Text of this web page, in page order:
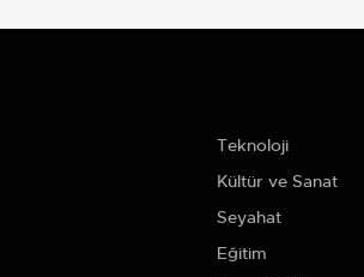
Teknoloji
Kültür ve Sanat
Seyahat
Eğitim